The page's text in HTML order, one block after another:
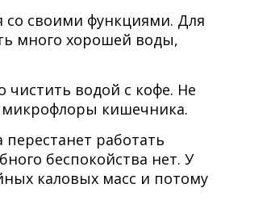
со своими функциями. Для
много хорошей воды,
чистить водой с кофе. Не
кишечника.
работать
беспокойства нет. У
каловых масс и потому